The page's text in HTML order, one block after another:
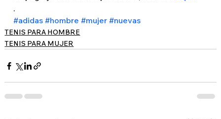
.
#adidas #hombre #mujer #nuevas
TENIS PARA HOMBRE
TENIS PARA MUJER